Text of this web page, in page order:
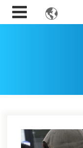
